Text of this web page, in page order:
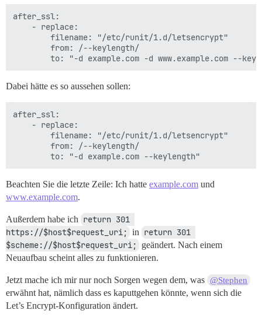
after_ssl:
    - replace:
        filename: "/etc/runit/1.d/letsencrypt"
        from: /--keylength/
Dabei hätte es so aussehen sollen:
after_ssl:
    - replace:
        filename: "/etc/runit/1.d/letsencrypt"
        from: /--keylength/
Beachten Sie die letzte Zeile: Ich hatte example.com und
www.example.com.
Außerdem habe ich return 301
https://$host$request_uri; in return 301
$scheme://$host$request_uri;
geändert. Nach einem
Neuaufbau scheint alles zu funktionieren.
Jetzt mache ich mir nur noch Sorgen wegen dem, was @Stephen
erwähnt hat, nämlich dass es kaputtgehen könnte, wenn sich die
Let’s Encrypt-Konfiguration ändert.